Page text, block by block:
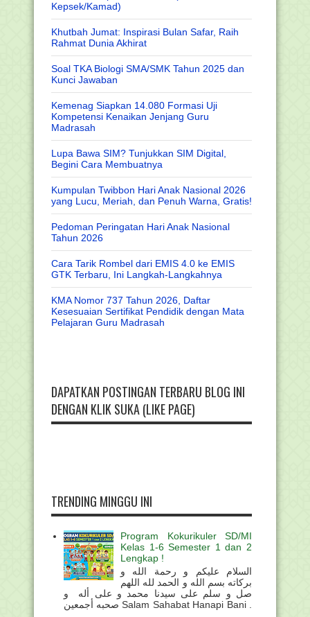
Kepsek/Kamad)
Khutbah Jumat: Inspirasi Bulan Safar, Raih
Rahmat Dunia Akhirat
Soal TKA Biologi SMA/SMK Tahun 2025 dan
Kunci Jawaban
Kemenag Siapkan 14.080 Formasi Uji
Kompetensi Kenaikan Jenjang Guru
Madrasah
Lupa Bawa SIM? Tunjukkan SIM Digital,
Begini Cara Membuatnya
Kumpulan Twibbon Hari Anak Nasional 2026
yang Lucu, Meriah, dan Penuh Warna, Gratis!
Pedoman Peringatan Hari Anak Nasional
Tahun 2026
Cara Tarik Rombel dari EMIS 4.0 ke EMIS
GTK Terbaru, Ini Langkah-Langkahnya
KMA Nomor 737 Tahun 2026, Daftar
Kesesuaian Sertifikat Pendidik dengan Mata
Pelajaran Guru Madrasah
DAPATKAN POSTINGAN TERBARU BLOG INI
DENGAN KLIK SUKA (LIKE PAGE)
TRENDING MINGGU INI
Program Kokurikuler SD/MI
Kelas 1-6 Semester 1 dan 2
Lengkap !
السلام عليكم و رحمة الله و
بركاته بسم الله و الحمد لله اللهم
صل و سلم على سيدنا محمد و على أله و
صحبه أجمعين Salam Sahabat Hanapi Bani .